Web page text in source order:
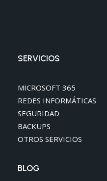
SERVICIOS
MICROSOFT 365
REDES INFORMÁTICAS
SEGURIDAD
BACKUPS
OTROS SERVICIOS
BLOG